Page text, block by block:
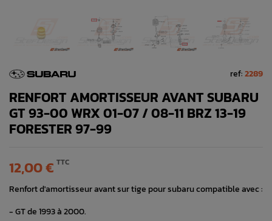
ref:2289
RENFORT AMORTISSEUR AVANT SUBARU
GT 93-00 WRX 01-07 / 08-11 BRZ 13-19
FORESTER 97-99
12,00 € TTC
Renfort d'amortisseur avant sur tige pour subaru compatible avec :
- GT de 1993 à 2000.